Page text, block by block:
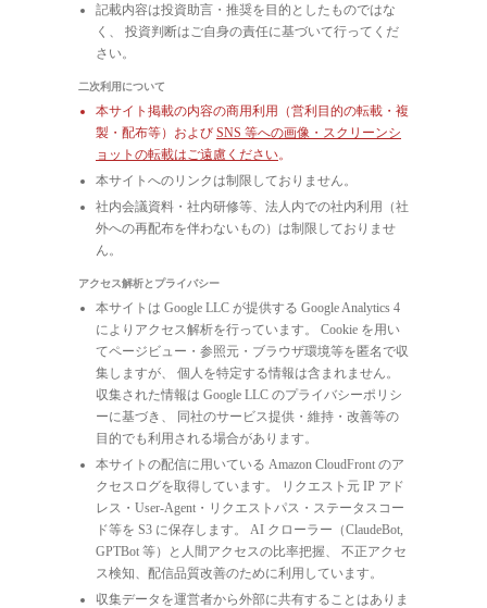
記載内容は投資助言・推奨を目的としたものではな
く、 投資判断はご自身の責任に基づいて行ってくだ
さい。
二次利用について
本サイト掲載の内容の商用利用（営利目的の転載・複
製・配布等）および SNS 等への画像・スクリーンシ
ョットの転載はご遠慮ください。
本サイトへのリンクは制限しておりません。
社内会議資料・社内研修等、法人内での社内利用（社
外への再配布を伴わないもの）は制限しておりませ
ん。
アクセス解析とプライバシー
本サイトは Google LLC が提供する Google Analytics 4
によりアクセス解析を行っています。 Cookie を用い
てページビュー・参照元・ブラウザ環境等を匿名で収
集しますが、 個人を特定する情報は含まれません。
収集された情報は Google LLC のプライバシーポリシ
ーに基づき、 同社のサービス提供・維持・改善等の
目的でも利用される場合があります。
本サイトの配信に用いている Amazon CloudFront のア
クセスログを取得しています。 リクエスト元 IP アド
レス・User-Agent・リクエストパス・ステータスコー
ド等を S3 に保存します。 AI クローラー（ClaudeBot,
GPTBot 等）と人間アクセスの比率把握、 不正アクセ
ス検知、配信品質改善のために利用しています。
収集データを運営者から外部に共有することはありま